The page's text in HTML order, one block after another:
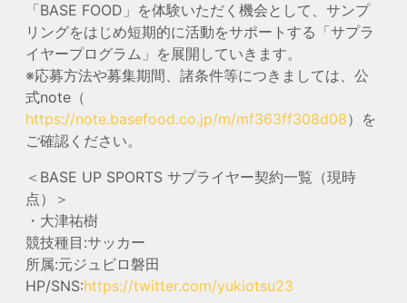
「BASE FOOD」を体験いただく機会として、サンプ
リングをはじめ短期的に活動をサポートする「サプラ
イヤープログラム」を展開していきます。
※応募方法や募集期間、諸条件等につきましては、公
式note（
https://note.basefood.co.jp/m/mf363ff308d08）を
ご確認ください。
＜BASE UP SPORTS サプライヤー契約一覧（現時
点）＞
・大津祐樹
競技種目:サッカー
所属:元ジュビロ磐田
HP/SNS:https://twitter.com/yukiotsu23